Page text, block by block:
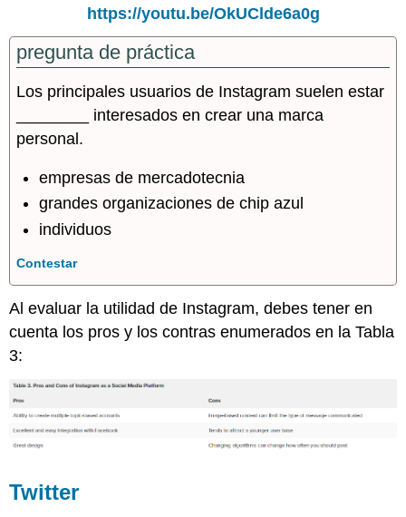
https://youtu.be/OkUClde6a0g
pregunta de práctica
Los principales usuarios de Instagram suelen estar
________ interesados en crear una marca
personal.
empresas de mercadotecnia
grandes organizaciones de chip azul
individuos
Contestar
Al evaluar la utilidad de Instagram, debes tener en
cuenta los pros y los contras enumerados en la Tabla
3:
Twitter